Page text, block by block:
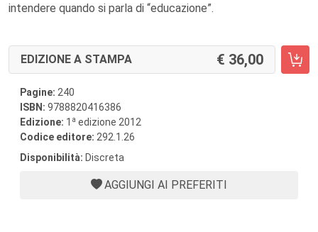
intendere quando si parla di “educazione”.
EDIZIONE A STAMPA 36,00
Pagine: 240
ISBN: 9788820416386
Edizione: 1 a edizione 2012
Codice editore: 292.1.26
Disponibilità: Discreta
AGGIUNGI AI PREFERITI